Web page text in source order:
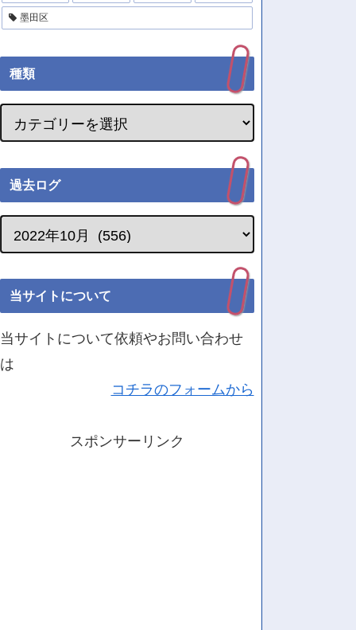
墨田区
種類
過去ログ
当サイトについて
当サイトについて依頼やお問い合わせ
は
コチラのフォームから
スポンサーリンク